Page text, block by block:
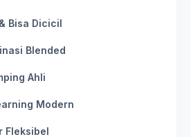
Bisa Dicicil
Blended
Ahli
Modern
Fleksibel